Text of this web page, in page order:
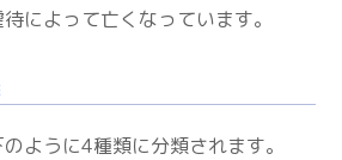
によって亡くなっています。
ように4種類に分類されます。